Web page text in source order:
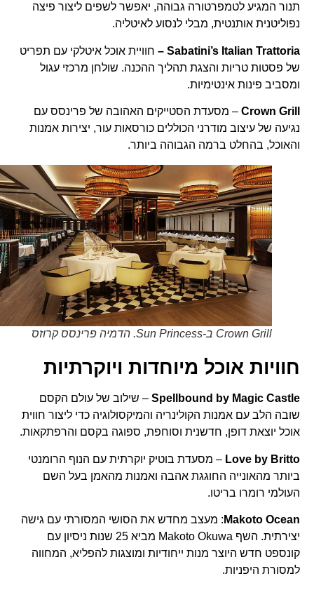
תנור המגיע לטמפרטורה גבוהה, יאפשר לשפים ליצור פיצה
נפוליטנית אותנטית, מבלי לנסוע לאיטליה.
Sabatini’s Italian Trattoria
–חוויית אוכל איטלקי עם תפריט
של פסטות טריות והצגת תהליך ההכנה. שולחן מרכזי עגול
ומסביב פינות אינטימיות.
Crown Grill– מסעדת הסטייקים האהובה של פרינסס עם
נגיעה של עיצוב מודרני הכוללים כורסאות עור, יצירות אמנות
והאוכל, בהחלט ברמה הגבוהה ביותר.
Crown Grill ב-Sun Princess. הדמיה פרינסס קרוזס
חוויות אוכל מיוחדות ויוקרתיות
Spellbound by Magic Castle– שילוב של עולם הקסם
שובה הלב עם אמנות הקולינריה והמיקסולוגיה כדי ליצור חווית
אוכל יוצאת דופן, חדשנית וסוחפת, ספוגה בקסם והרפתקאות.
Love by Britto– מסעדת בוטיק יוקרתית עם הנוף הרומנטי
ביותר מהאונייה החוגגת אהבה ואמנות מהאמן בעל השם
העולמי רומרו בריטו.
Makoto Ocean: מעצב מחדש את הסושי המסורתי עם גישה
יצירתית. השף Makoto Okuwa מביא 25 שנות ניסיון עם
קונספט חדש היוצר מנות ייחודיות ומוצגות להפליא, המחווה
למסורת היפניות.